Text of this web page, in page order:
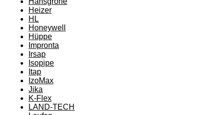
Heizer
HL
Honeywell
Hüppe
Impronta
Irsap
Isopipe
Itap
IzoMax
Jika
K-Flex
LAND-TECH